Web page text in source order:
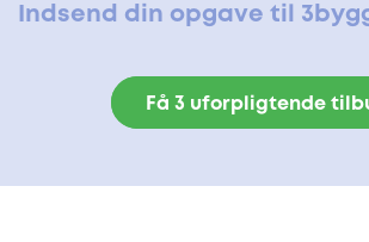
Indsend din opgave til
Få 3 uforpligtende